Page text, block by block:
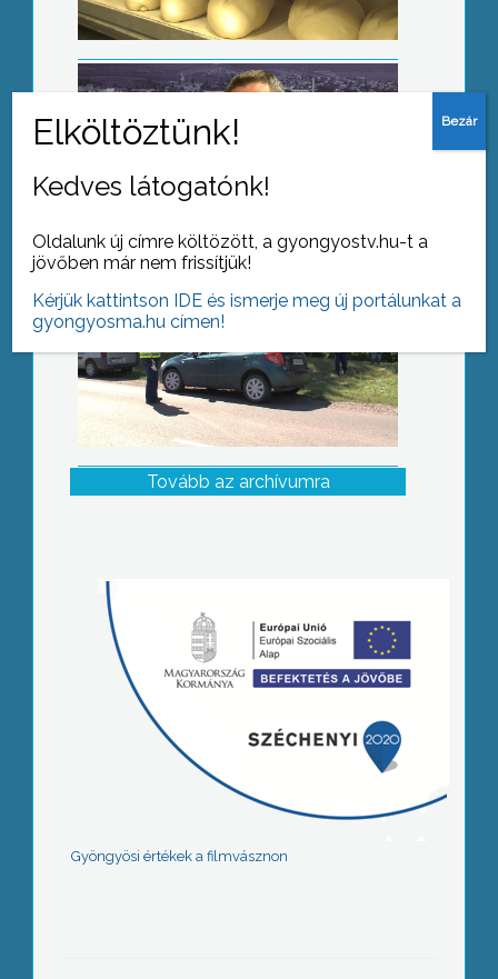
Tovább az archívumra
Gyöngyösi értékek a filmvásznon
Kedves látogatónk!
Oldalunk új címre költözött, a gyongyostv.hu-t a
jövőben már nem frissítjük!
Kérjük kattintson IDE és ismerje meg új portálunkat a
gyongyosma.hu címen!